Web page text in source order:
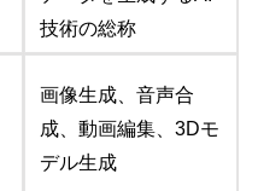
技術の総称
画像生成、音声合
成、動画編集、3Dモ
デル生成